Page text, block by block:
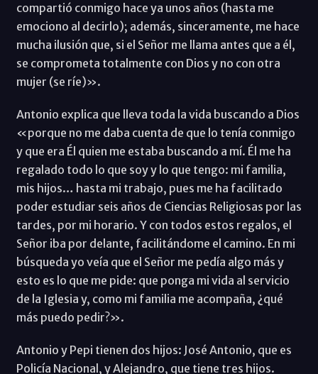
compartió conmigo hace ya unos años (hasta me
emociono al decirlo); además, sinceramente, me hace
mucha ilusión que, si el Señor me llama antes que a él,
se comprometa totalmente con Dios y no con otra
mujer (se ríe)».
Antonio explica que lleva toda la vida buscando a Dios
«porque no me daba cuenta de que lo tenía conmigo
y que era Él quien me estaba buscando a mí. Él me ha
regalado todo lo que soy y lo que tengo: mi familia,
mis hijos… hasta mi trabajo, pues me ha facilitado
poder estudiar seis años de Ciencias Religiosas por las
tardes, por mi horario. Y con todos estos regalos, el
Señor iba por delante, facilitándome el camino. En mi
búsqueda yo veía que el Señor me pedía algo más y
esto es lo que me pide: que ponga mi vida al servicio
de la Iglesia y, como mi familia me acompaña, ¿qué
más puedo pedir?».
Antonio y Pepi tienen dos hijos: José Antonio, que es
Policía Nacional, y Alejandro, que tiene tres hijos.